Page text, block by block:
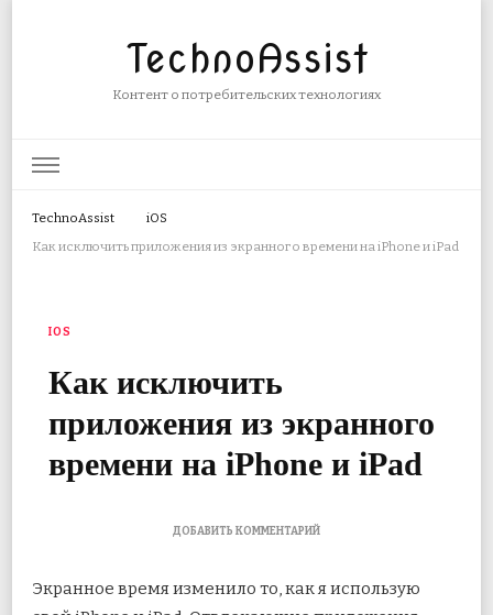
TechnoAssist
Контент о потребительских технологиях
TechnoAssist
iOS
Как исключить приложения из экранного времени на iPhone и iPad
IOS
Как исключить
приложения из экранного
времени на iPhone и iPad
ДОБАВИТЬ КОММЕНТАРИЙК
ИСКЛЮЧИТЬ
Экранное время изменило то, как я использую